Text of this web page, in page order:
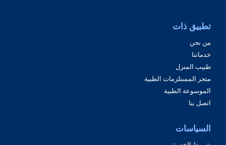
تطبيق ذات
من نحن
خدماتنا
طبيب المنزل
متجر المستلزمات الطبية
الموسوعة الطبية
اتصل بنا
السياسات